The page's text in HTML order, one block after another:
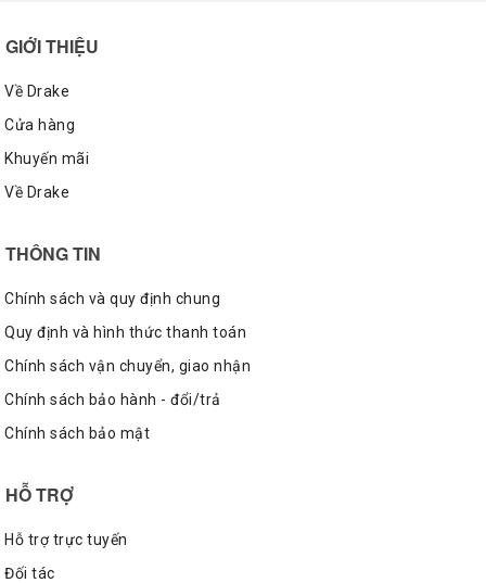
GIỚI THIỆU
Về Drake
Cửa hàng
Khuyến mãi
Về Drake
THÔNG TIN
Chính sách và quy định chung
Quy định và hình thức thanh toán
Chính sách vận chuyển, giao nhận
Chính sách bảo hành - đổi/trả
Chính sách bảo mật
HỖ TRỢ
Hỗ trợ trực tuyến
Đối tác